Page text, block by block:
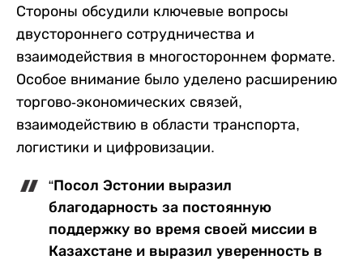
Стороны обсудили ключевые вопросы
двустороннего сотрудничества и
взаимодействия в многостороннем формате.
Особое внимание было уделено расширению
торгово-экономических связей,
взаимодействию в области транспорта,
логистики и цифровизации.
“Посол Эстонии выразил
благодарность за постоянную
поддержку во время своей миссии в
Казахстане и выразил уверенность в